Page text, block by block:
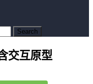
交互原型